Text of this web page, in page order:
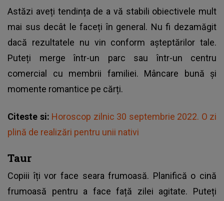
Astăzi aveți tendința de a vă stabili obiectivele mult
mai sus decât le faceți în general. Nu fi dezamăgit
dacă rezultatele nu vin conform așteptărilor tale.
Puteți merge într-un parc sau într-un centru
comercial cu membrii familiei. Mâncare bună și
momente romantice pe cărți.
Citeste si: Horoscop zilnic 30 septembrie 2022. O zi
plină de realizări pentru unii nativi
Taur
Copiii îți vor face seara frumoasă. Planifică o cină
frumoasă pentru a face față zilei agitate. Puteți